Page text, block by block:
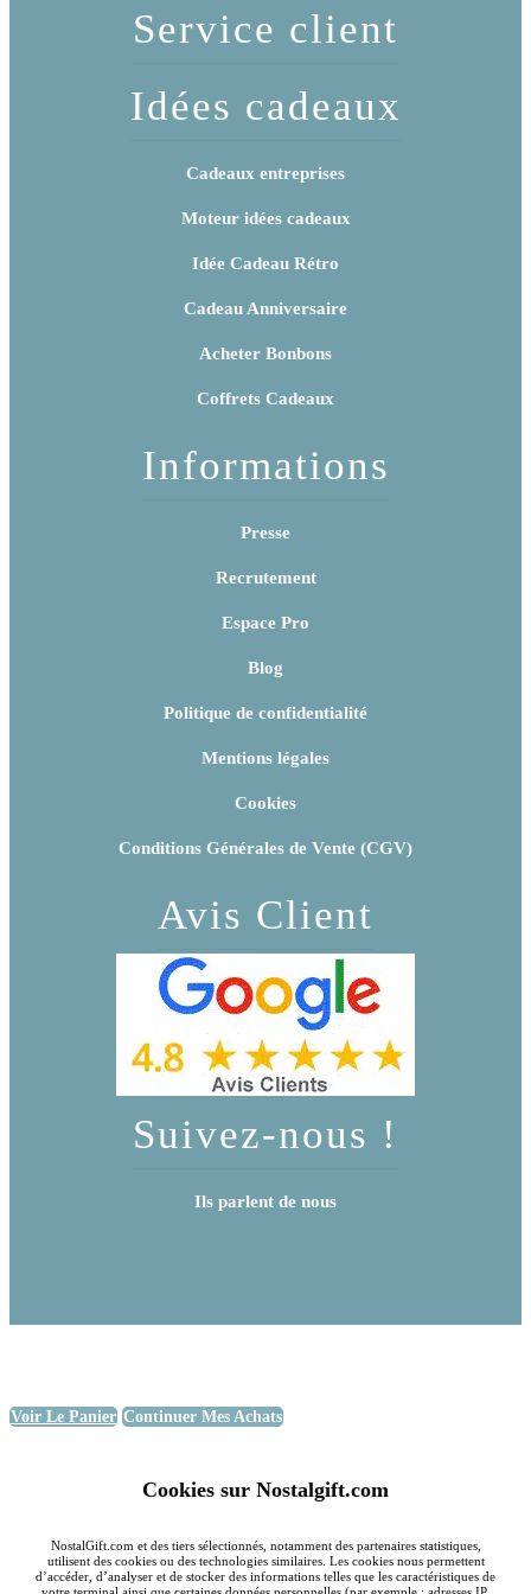
Service client
Idées cadeaux
Cadeaux entreprises
Moteur idées cadeaux
Idée Cadeau Rétro
Cadeau Anniversaire
Acheter Bonbons
Coffrets Cadeaux
Informations
Presse
Recrutement
Espace Pro
Blog
Politique de confidentialité
Mentions légales
Cookies
Conditions Générales de Vente (CGV)
Avis Client
Suivez-nous !
Ils parlent de nous
Voir Le Panier Continuer Mes Achats
Cookies sur Nostalgift.com
NostalGift.com et des tiers sélectionnés, notamment des partenaires statistiques,
utilisent des cookies ou des technologies similaires. Les cookies nous permettent
d’accéder, d’analyser et de stocker des informations telles que les caractéristiques de